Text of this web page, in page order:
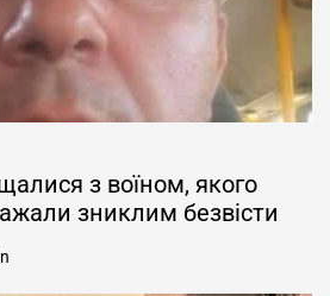
з воїном, якого
зниклим безвісти